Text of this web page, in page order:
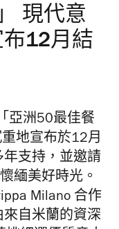
現代意
布12月結
亞洲50最佳餐
重地宣布於12月
支持，並邀請
緬美好時光。
Milano 合作
來自米蘭的資深